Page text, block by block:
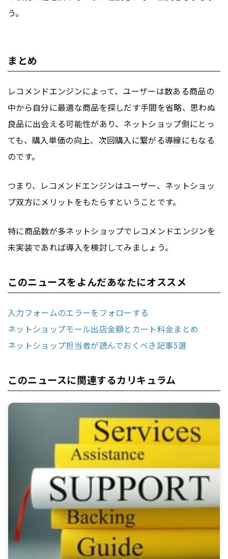
う。
まとめ
レコメンドエンジンによって、ユーザーは数ある商品の
中から自分に最適な商品を探しだす手間を省略、思わぬ
良品に出会える可能性があり、ネットショップ側にとっ
ても、購入単価の向上、次回購入に繋がる導線にもなる
のです。
つまり、レコメンドエンジンはユーザー、ネットショッ
プ双方にメリットをもたらすということです。
特に商品数が多ネットショップでレコメンドエンジンを
未実装であれば導入を検討してみましょう。
このニュースをよんだあなたにオススメ
入力フォームのエラーをフォローする
ネットショップモール出店金額とカート料金まとめ
ネットショップ担当者が読んでおくべき記事5選
このニュースに関連するカリキュラム